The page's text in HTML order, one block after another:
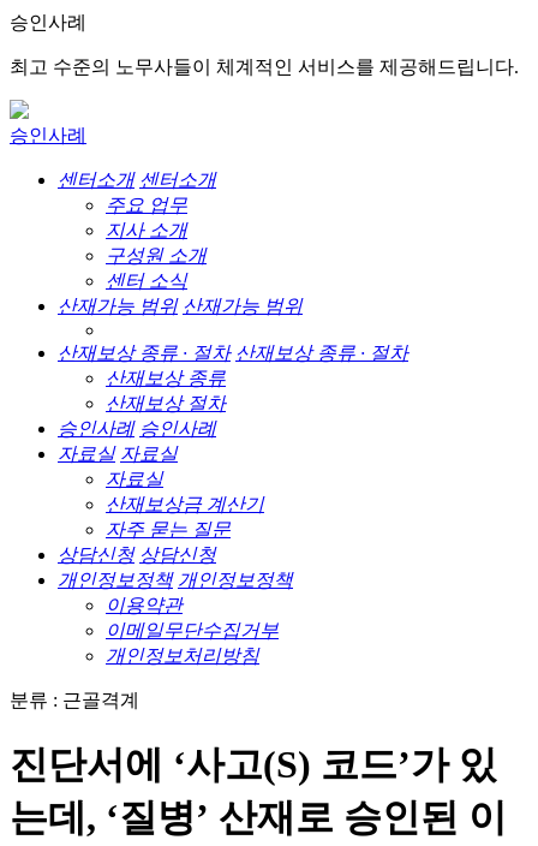
승인사례
최고 수준의 노무사들이 체계적인 서비스를 제공해드립니다.
승인사례
센터소개 센터소개
주요 업무
지사 소개
구성원 소개
센터 소식
산재가능 범위 산재가능 범위
산재보상 종류 · 절차 산재보상 종류 · 절차
산재보상 종류
산재보상 절차
승인사례 승인사례
자료실 자료실
자료실
산재보상금 계산기
자주 묻는 질문
상담신청 상담신청
개인정보정책 개인정보정책
이용약관
이메일무단수집거부
개인정보처리방침
분류 : 근골격계
진단서에 ‘사고(S) 코드’가 있
는데, ‘질병’ 산재로 승인된 이